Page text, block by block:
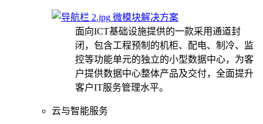
微模块解决方案
面向ICT基础设施提供的一款采用通道封
闭，包含工程预制的机柜、配电、制冷、监
控等功能单元的独立的小型数据中心，为客
户提供数据中心整体产品及交付，全面提升
客户IT服务管理水平。
云与智能服务